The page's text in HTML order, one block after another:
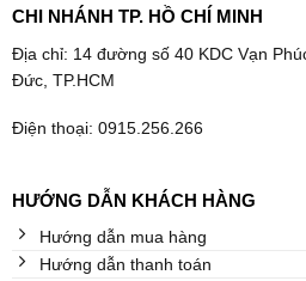
CHI NHÁNH TP. HỒ CHÍ MINH
Địa chỉ: 14 đường số 40 KDC Vạn
Đức, TP.HCM
Điện thoại: 0915.256.266
HƯỚNG DẪN KHÁCH HÀNG
Hướng dẫn mua hàng
Hướng dẫn thanh toán